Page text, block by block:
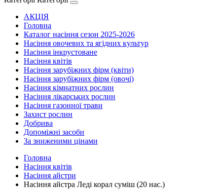
АКЦІЯ
Головна
Каталог насіння сезон 2025-2026
Насіння овочевих та ягідних культур
Насіння інкрустоване
Насіння квітів
Насіння зарубіжних фірм (квіти)
Насіння зарубіжних фірм (овочі)
Насіння кімнатних рослин
Насіння лікарських рослин
Насіння газонної трави
Захист рослин
Добрива
Допоміжні засоби
За зниженими цінами
Головна
Насіння квітів
Насіння айстри
Насіння айстра Леді корал суміш (20 нас.)